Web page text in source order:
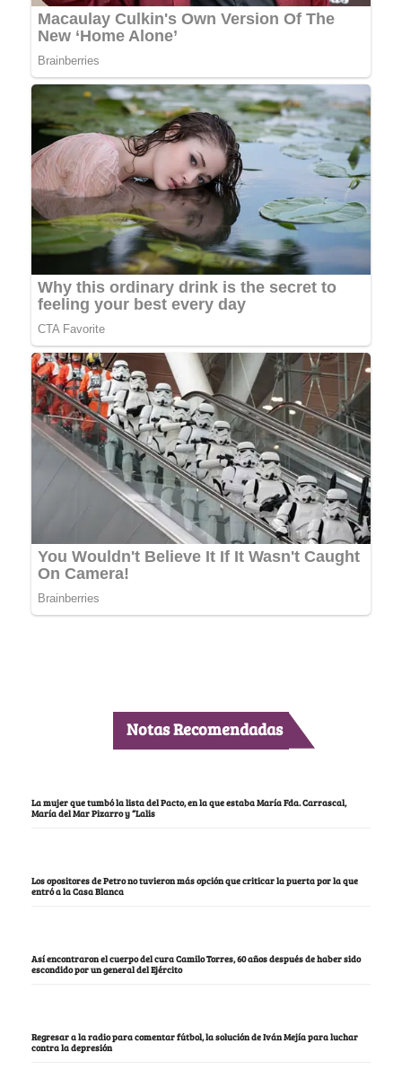
Notas Recomendadas
La mujer que tumbó la lista del Pacto, en la que estaba María Fda. Carrascal,
María del Mar Pizarro y “Lalis
Los opositores de Petro no tuvieron más opción que criticar la puerta por la que
entró a la Casa Blanca
Así encontraron el cuerpo del cura Camilo Torres, 60 años después de haber sido
escondido por un general del Ejército
Regresar a la radio para comentar fútbol, la solución de Iván Mejía para luchar
contra la depresión